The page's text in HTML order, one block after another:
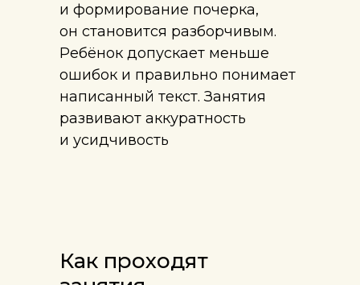
и формирование почерка,
он становится разборчивым.
Ребёнок допускает меньше
ошибок и правильно понимает
написанный текст. Занятия
развивают аккуратность
и усидчивость
Как проходят